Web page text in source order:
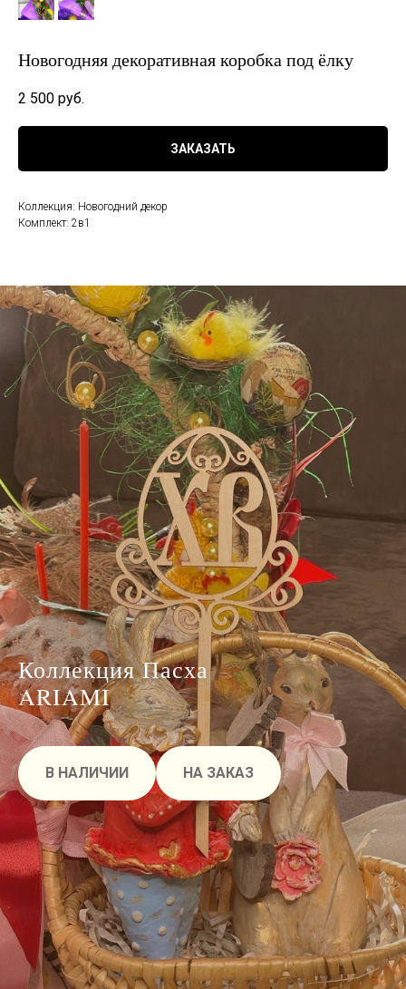
Новогодняя декоративная коробка под ёлку
2 500 руб.
ЗАКАЗАТЬ
Коллекция: Новогодний декор
Комплект: 2в1
Коллекция Пасха
ARIAMI
В НАЛИЧИИ НА ЗАКАЗ